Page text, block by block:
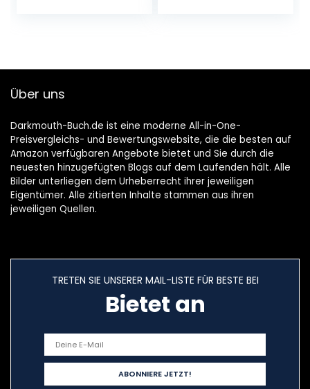
Über uns
Darkmouth-Buch.de ist eine moderne All-in-One-
Preisvergleichs- und Bewertungswebsite, die die besten auf
Amazon verfügbaren Angebote bietet und Sie durch die
neuesten hinzugefügten Blogs auf dem Laufenden hält. Alle
Bilder unterliegen dem Urheberrecht ihrer jeweiligen
Eigentümer. Alle zitierten Inhalte stammen aus ihren
jeweiligen Quellen.
TRETEN SIE UNSERER MAIL-LISTE FÜR BESTE BEI
Bietet an